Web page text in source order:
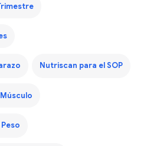
Nutriscan para el SOP